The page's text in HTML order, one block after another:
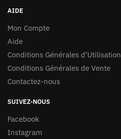
AIDE
Mon Compte
Aide
Conditions Générales d’Utilisation
Conditions Générales de Vente
Contactez-nous
SUIVEZ-NOUS
Facebook
Instagram